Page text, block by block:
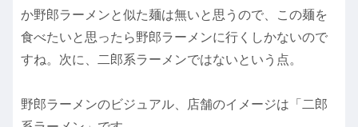
か野郎ラーメンと似た麺は無いと思うので、この麺を
食べたいと思ったら野郎ラーメンに行くしかないので
すね。次に、二郎系ラーメンではないという点。
野郎ラーメンのビジュアル、店舗のイメージは「二郎